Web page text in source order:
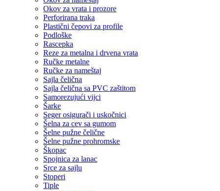
Okov za vrata i prozore
Perforirana traka
Plastični čepovi za profile
Podloške
Rascepka
Reze za metalna i drvena vrata
Ručke metalne
Ručke za nameštaj
Sajla čelična
Sajla čelična sa PVC zaštitom
Samorezujući vijci
Šarke
Seger osigurači i uskočnici
Šelna za cev sa gumom
Šelne pužne čelične
Šelne pužne prohromske
Škopac
Spojnica za lanac
Srce za sajlu
Stoperi
Tiple